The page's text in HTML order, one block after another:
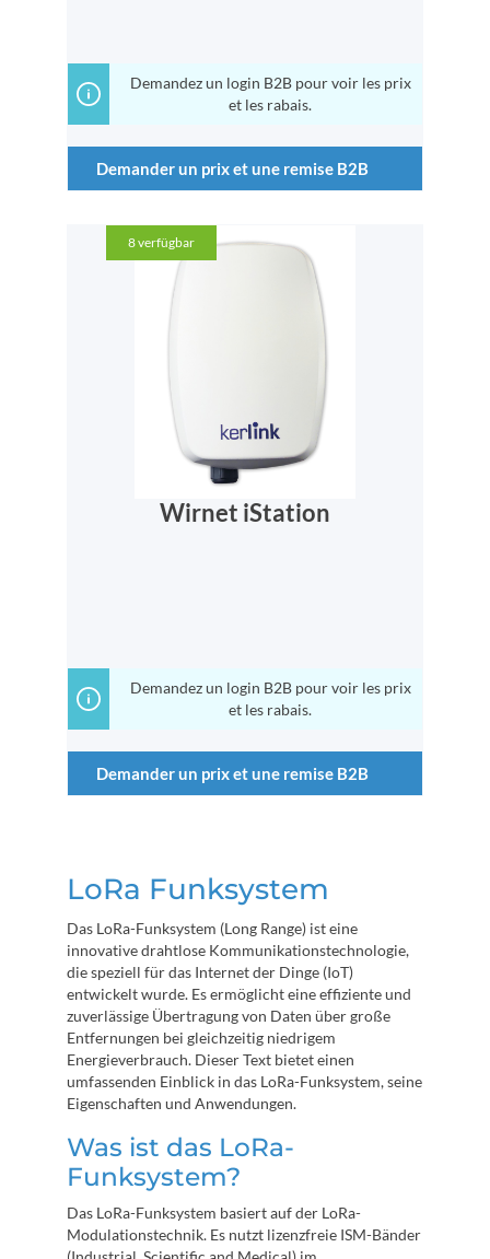
Demandez un login B2B pour voir les prix
et les rabais.
Demander un prix et une remise B2B
8verfügbar
Wirnet iStation
Demandez un login B2B pour voir les prix
et les rabais.
Demander un prix et une remise B2B
LoRa Funksystem
Das LoRa-Funksystem (Long Range) ist eine
innovative drahtlose Kommunikationstechnologie,
die speziell für das Internet der Dinge (IoT)
entwickelt wurde. Es ermöglicht eine effiziente und
zuverlässige Übertragung von Daten über große
Entfernungen bei gleichzeitig niedrigem
Energieverbrauch. Dieser Text bietet einen
umfassenden Einblick in das LoRa-Funksystem, seine
Eigenschaften und Anwendungen.
Was ist das LoRa-
Funksystem?
Das LoRa-Funksystem basiert auf der LoRa-
Modulationstechnik. Es nutzt lizenzfreie ISM-Bänder